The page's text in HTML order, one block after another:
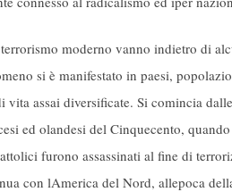
moderno vanno indietro di
si è manifestato in paesi,
vita assai diversificate. Si comincia
ed olandesi del Cinquecento,
furono assassinati al fine di
con lAmerica del Nord, allepoca